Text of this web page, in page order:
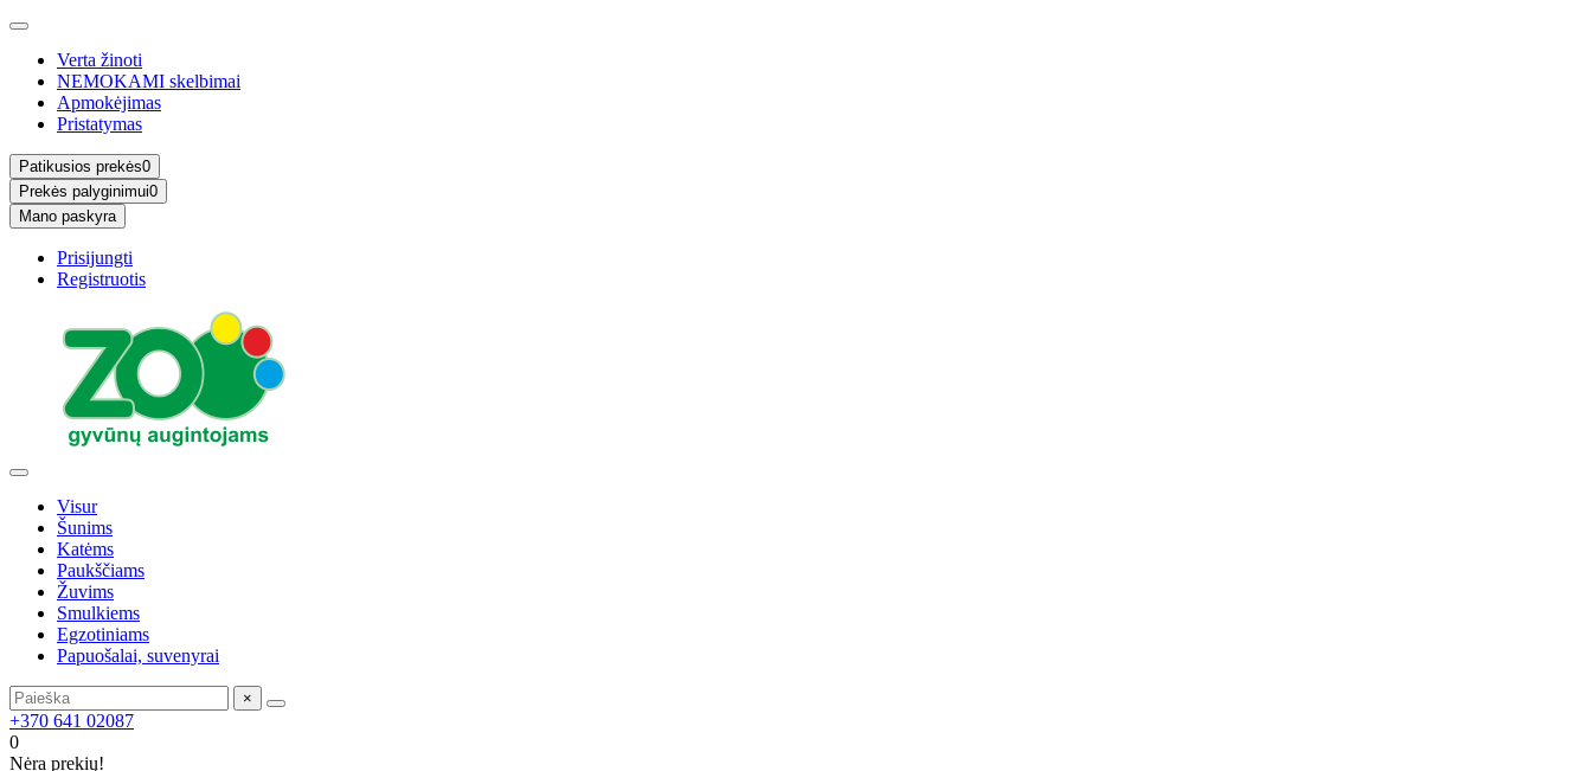
Verta žinoti
NEMOKAMI skelbimai
Apmokėjimas
Pristatymas
Patikusios prekės0
Prekės palyginimui0
Mano paskyra
Prisijungti
Registruotis
Visur
Šunims
Katėms
Paukščiams
Žuvims
Smulkiems
Egzotiniams
Papuošalai, suvenyrai
×
+370 641 02087
0
Nėra prekių!